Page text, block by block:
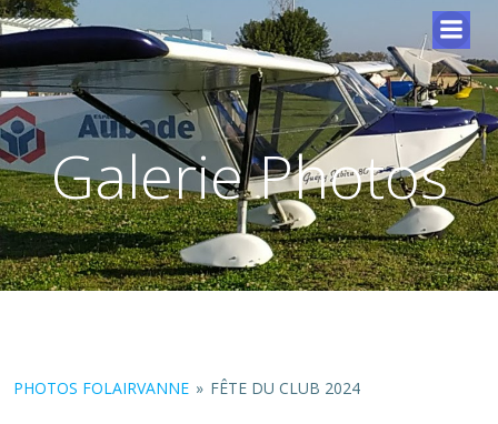
Galerie Photos
PHOTOS FOLAIRVANNE » FÊTE DU CLUB 2024